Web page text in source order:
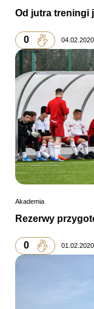
Od jutra treningi
0 04.02.2020
Akademia
Rezerwy
0 01.02.2020